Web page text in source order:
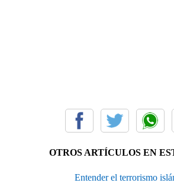
OTROS ARTÍCULOS EN
Entender el terrorismo